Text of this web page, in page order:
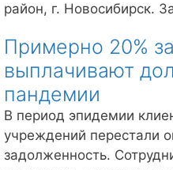
район, г. Новосибирск.
Примерно 20%
выплачивают
пандемии
В период эпидемии
учреждений перестали
задолженность.